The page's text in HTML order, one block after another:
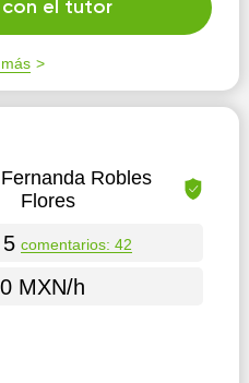
el tutor
Robles
Flores
5 comentarios: 42
MXN/h